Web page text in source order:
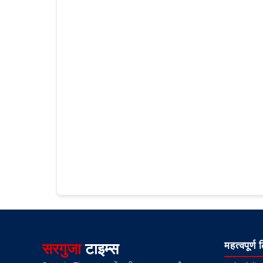
सरगुजाटाइम्स महत्वपूर्ण